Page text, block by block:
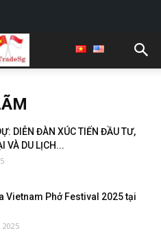
DIỄN ĐÀN XÚC TIẾN ĐẦU TƯ,
VÀ DU LỊCH...
Vietnam Phở Festival 2025 tại